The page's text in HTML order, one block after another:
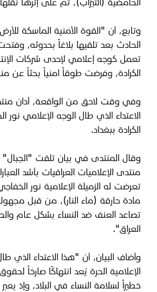
وتابع، أن "القوة الأمنية الماسكة
الحادث بعد تلقيها بلاغاً بحدوثه،
تعمل كوجه إعلامي لإحدى شركات
الكرادة، وفرضت طوقاً امنياً بحثاً عن
وفي وقت لاحق من الواقعة، أدان
الاعتداء الذي طال الوجه الإعلامي
الكرادة ببغداد.
وقال المنتدى في بيان تلقت
منتدى الإعلاميات العراقيات بأشد
تعرضت له الزميلة الإعلامية نور
مادة حارقة (ماء النار)، من قبل
تصاعد العنف ضد النساء بشكل عام
العراق".
وأضاف البيان، أن "هذا الاعتداء الذي
الإعلامية الحرة يُعد انتهاكًا صارخاً
خطيراً لسلامة النساء في البلاد، وإذ